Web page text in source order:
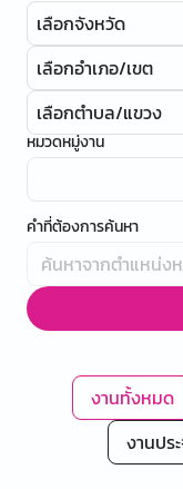
เลือกจังหวัด
เลือกอำเภอ/เขต
เลือกตำบล/แขวง
หมวดหมู่งาน
คำที่ต้องการค้นหา
งานทั้งหมด
งานปร